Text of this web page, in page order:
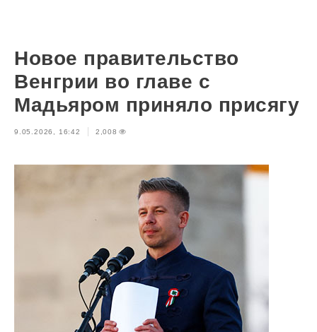
Новое правительство
Венгрии во главе с
Мадьяром приняло присягу
9.05.2026, 16:42 2,008